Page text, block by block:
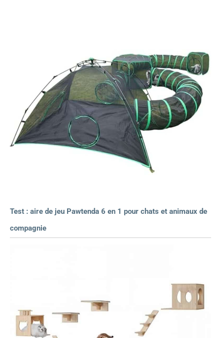
Test : aire de jeu Pawtenda 6 en 1 pour chats et animaux de
compagnie